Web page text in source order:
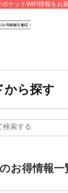
ケットWiFi情報をお
から探す
お得情報一